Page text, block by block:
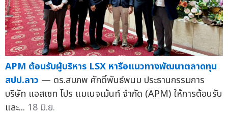
APM ต้อนรับผู้บริหาร LSX หารือแนวทางพัฒนาตลาดทุน
สปป.ลาว — ดร.สมภพ ศักดิ์พันธ์พนม ประธานกรรมการ
บริษัท แอสเซท โปร แมเนจเม้นท์ จำกัด (APM) ให้การต้อนรับ
และ... 18 มิ.ย.